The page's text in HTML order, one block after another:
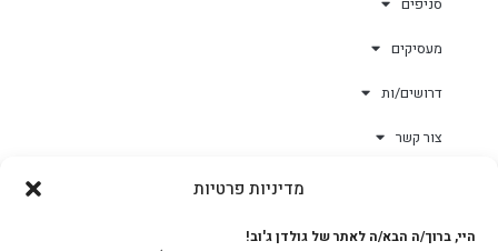
מדיניות פרטיות
היי, ברוך/ה הבא/ה לאתר של גולדן ג'וב!
מעסיקים
דרושים/ות
צור קשר